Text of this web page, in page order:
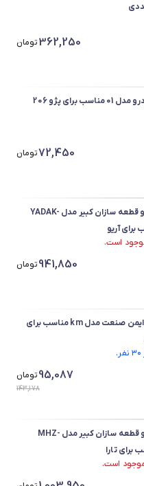
362,250تومان
برچسب روی فلاشر خودرو مدل 01 مناسب برای پژو 206
72,450تومان
قاب یدک ریموت خودرو قطعه سازان کبیر مدل YADAK-
941,850تومان
کور کن قفل در خودرو ایمن صنعت مدل km مناسب برای
95,087تومان
143,178
محافظ کامپیوتر خودرو قطعه سازان کبیر مدل MHZ-